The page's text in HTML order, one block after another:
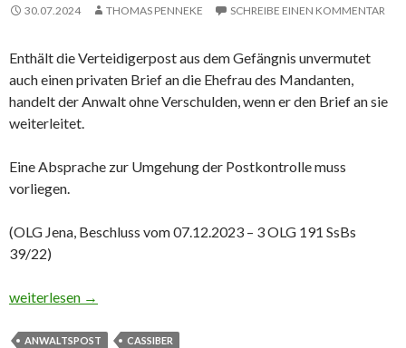
30.07.2024 THOMAS PENNEKE SCHREIBE EINEN KOMMENTAR
Enthält die Verteidigerpost aus dem Gefängnis unvermutet
auch einen privaten Brief an die Ehefrau des Mandanten,
handelt der Anwalt ohne Verschulden, wenn er den Brief an sie
weiterleitet.
Eine Absprache zur Umgehung der Postkontrolle muss
vorliegen.
(OLG Jena, Beschluss vom 07.12.2023 – 3 OLG 191 SsBs
39/22)
Post aus dem Knast: Anwalt leitete Brief weiter – Bußgeld
weiterlesen →
ANWALTSPOST CASSIBER